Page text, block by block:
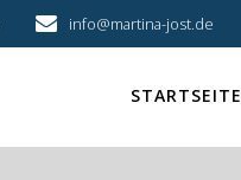
info@martina-jost.de
STARTSEITE